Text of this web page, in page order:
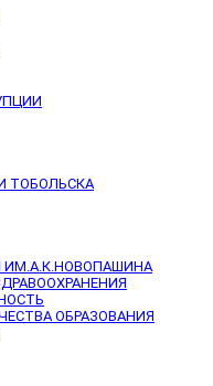
ТОБОЛЬСКА
ИМ.А.К.НОВОПАШИНА
ОБРАЗОВАНИЯ